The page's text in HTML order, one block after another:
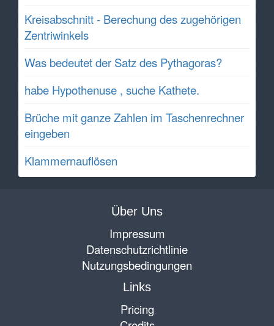
Kreisabschnitt - Berechung des zugehörigen
Zentriwinkels
Was bedeutet der Satz des Pythagoras?
habe Hypothenuse , suche Kathete.
Brüche mit ganze Zahlen im Taschenrechner
eingeben
Klammernauflösen
Über Uns
Impressum
Datenschutzrichtlinie
Nutzungsbedingungen
Links
Pricing